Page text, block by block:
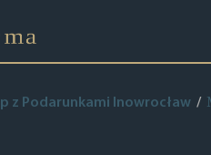
z Podarunkami Inowrocław